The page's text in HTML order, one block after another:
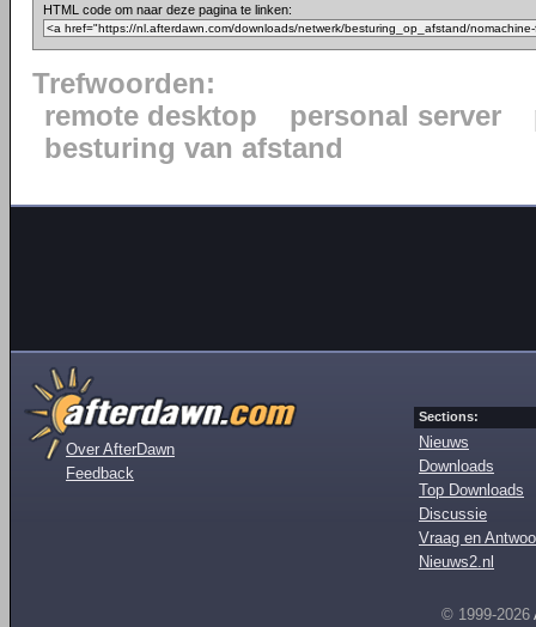
HTML code om naar deze pagina te linken:
Trefwoorden:
remote desktop
personal server
besturing van afstand
Over AfterDawn
Feedback
Sections:
Nieuws
Downloads
Top Downloads
Discussie
Vraag en
Nieuws2.nl
© 1999-2026